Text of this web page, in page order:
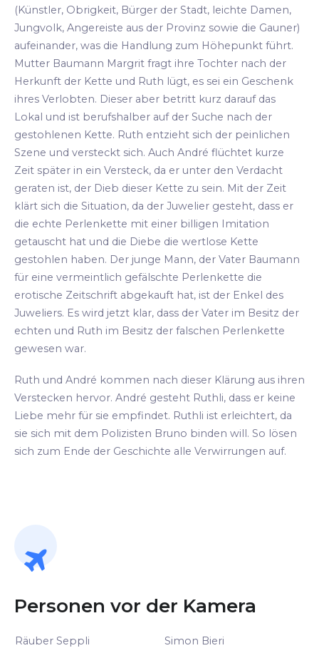
(Künstler, Obrigkeit, Bürger der Stadt, leichte Damen,
Jungvolk, Angereiste aus der Provinz sowie die Gauner)
aufeinander, was die Handlung zum Höhepunkt führt.
Mutter Baumann Margrit fragt ihre Tochter nach der
Herkunft der Kette und Ruth lügt, es sei ein Geschenk
ihres Verlobten. Dieser aber betritt kurz darauf das
Lokal und ist berufshalber auf der Suche nach der
gestohlenen Kette. Ruth entzieht sich der peinlichen
Szene und versteckt sich. Auch André flüchtet kurze
Zeit später in ein Versteck, da er unter den Verdacht
geraten ist, der Dieb dieser Kette zu sein. Mit der Zeit
klärt sich die Situation, da der Juwelier gesteht, dass er
die echte Perlenkette mit einer billigen Imitation
getauscht hat und die Diebe die wertlose Kette
gestohlen haben. Der junge Mann, der Vater Baumann
für eine vermeintlich gefälschte Perlenkette die
erotische Zeitschrift abgekauft hat, ist der Enkel des
Juweliers. Es wird jetzt klar, dass der Vater im Besitz der
echten und Ruth im Besitz der falschen Perlenkette
gewesen war.
Ruth und André kommen nach dieser Klärung aus ihren
Verstecken hervor. André gesteht Ruthli, dass er keine
Liebe mehr für sie empfindet. Ruthli ist erleichtert, da
sie sich mit dem Polizisten Bruno binden will. So lösen
sich zum Ende der Geschichte alle Verwirrungen auf.
Personen vor der Kamera
Räuber Seppli
Simon Bieri